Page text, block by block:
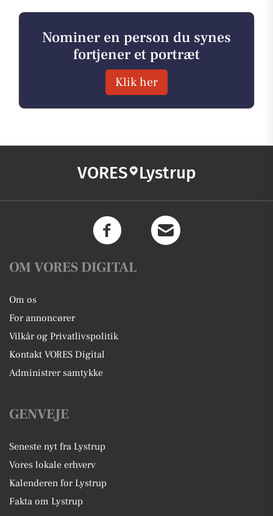
Nominer en person du synes
fortjener et portræt
Klik her
VORES Lystrup
OM VORES DIGITAL
Om os
For annoncører
Vilkår og Privatlivspolitik
Kontakt VORES Digital
Administrer samtykke
GENVEJE
Seneste nyt fra Lystrup
Vores lokale erhverv
Kalenderen for Lystrup
Fakta om Lystrup